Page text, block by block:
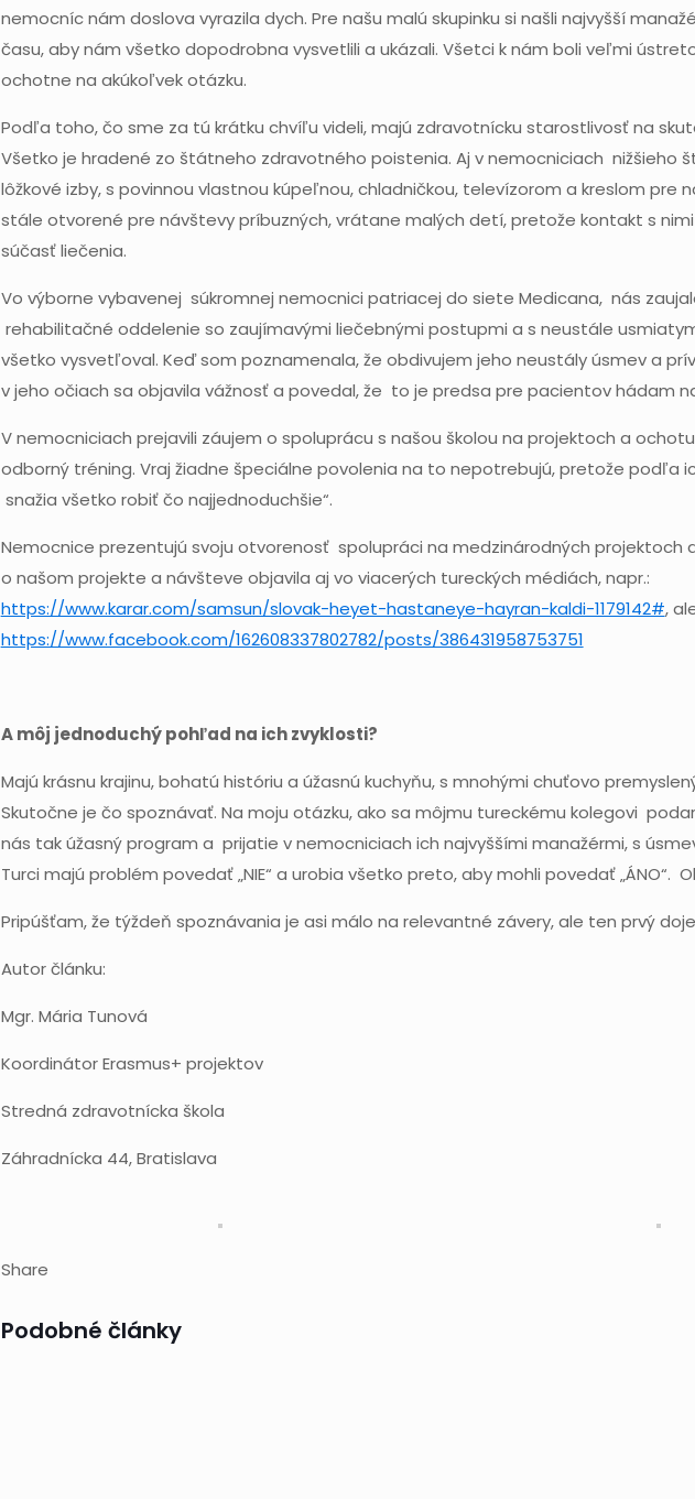
nemocníc nám doslova vyrazila dych. Pre našu malú skupinku si našli najvyšší
času, aby nám všetko dopodrobna vysvetlili a ukázali. Všetci k nám boli veľmi
ochotne na akúkoľvek otázku.
Podľa toho, čo sme za tú krátku chvíľu videli, majú zdravotnícku starostlivosť na
Všetko je hradené zo štátneho zdravotného poistenia. Aj v nemocniciach nižšieho
lôžkové izby, s povinnou vlastnou kúpeľnou, chladničkou, televízorom a kreslom pre
stále otvorené pre návštevy príbuzných, vrátane malých detí, pretože kontakt s
súčasť liečenia.
Vo výborne vybavenej súkromnej nemocnici patriacej do siete Medicana, nás
rehabilitačné oddelenie so zaujímavými liečebnými postupmi a s neustále
všetko vysvetľoval. Keď som poznamenala, že obdivujem jeho neustály úsmev a
v jeho očiach sa objavila vážnosť a povedal, že to je predsa pre pacientov hádam
V nemocniciach prejavili záujem o spoluprácu s našou školou na projektoch a
odborný tréning. Vraj žiadne špeciálne povolenia na to nepotrebujú, pretože podľa
snažia všetko robiť čo najjednoduchšie“.
Nemocnice prezentujú svoju otvorenosť spolupráci na medzinárodných projektoch
o našom projekte a návšteve objavila aj vo viacerých tureckých médiách, napr.:
https://www.karar.com/samsun/slovak-heyet-hastaneye-hayran-kaldi-1179142#,
https://www.facebook.com/162608337802782/posts/386431958753751
A môj jednoduchý pohľad na ich zvyklosti?
Majú krásnu krajinu, bohatú históriu a úžasnú kuchyňu, s mnohými chuťovo
Skutočne je čo spoznávať. Na moju otázku, ako sa môjmu tureckému kolegovi
nás tak úžasný program a prijatie v nemocniciach ich najvyššími manažérmi, s
Turci majú problém povedať „NIE“ a urobia všetko preto, aby mohli povedať „ÁNO“.
Pripúšťam, že týždeň spoznávania je asi málo na relevantné závery, ale ten prvý
Autor článku:
Mgr. Mária Tunová
Koordinátor Erasmus+ projektov
Stredná zdravotnícka škola
Záhradnícka 44, Bratislava
Share
Podobné články